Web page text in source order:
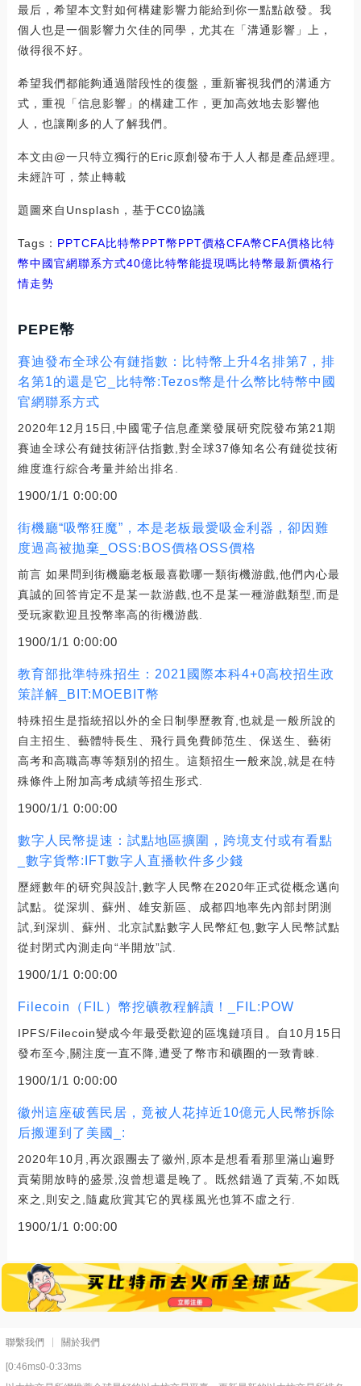
最后，希望本文對如何構建影響力能給到你一點點啟發。我
個人也是一個影響力欠佳的同學，尤其在「溝通影響」上，
做得很不好。
希望我們都能夠通過階段性的復盤，重新審視我們的溝通方
式，重視「信息影響」的構建工作，更加高效地去影響他
人，也讓剛多的人了解我們。
本文由@一只特立獨行的Eric原創發布于人人都是產品經理。
未經許可，禁止轉載
題圖來自Unsplash，基于CC0協議
Tags： PPTCFA比特幣PPT幣PPT價格CFA幣CFA價格比特
幣中國官網聯系方式40億比特幣能提現嗎比特幣最新價格行
情走勢
PEPE幣
賽迪發布全球公有鏈指數：比特幣上升4名排第7，排
名第1的還是它_比特幣:Tezos幣是什么幣比特幣中國
官網聯系方式
2020年12月15日,中國電子信息產業發展研究院發布第21期
賽迪全球公有鏈技術評估指數,對全球37條知名公有鏈從技術
維度進行綜合考量并給出排名.
1900/1/1 0:00:00
街機廳“吸幣狂魔”，本是老板最愛吸金利器，卻因難
度過高被拋棄_OSS:BOS價格OSS價格
前言 如果問到街機廳老板最喜歡哪一類街機游戲,他們內心最
真誠的回答肯定不是某一款游戲,也不是某一種游戲類型,而是
受玩家歡迎且投幣率高的街機游戲.
1900/1/1 0:00:00
教育部批準特殊招生：2021國際本科4+0高校招生政
策詳解_BIT:MOEBIT幣
特殊招生是指統招以外的全日制學歷教育,也就是一般所說的
自主招生、藝體特長生、飛行員免費師范生、保送生、藝術
高考和高職高專等類別的招生。這類招生一般來說,就是在特
殊條件上附加高考成績等招生形式.
1900/1/1 0:00:00
數字人民幣提速：試點地區擴圍，跨境支付或有看點
_數字貨幣:IFT數字人直播軟件多少錢
歷經數年的研究與設計,數字人民幣在2020年正式從概念邁向
試點。從深圳、蘇州、雄安新區、成都四地率先內部封閉測
試,到深圳、蘇州、北京試點數字人民幣紅包,數字人民幣試點
從封閉式內測走向“半開放”試.
1900/1/1 0:00:00
Filecoin（FIL）幣挖礦教程解讀！_FIL:POW
IPFS/Filecoin變成今年最受歡迎的區塊鏈項目。自10月15日
發布至今,關注度一直不降,遭受了幣市和礦圈的一致青睞.
1900/1/1 0:00:00
徽州這座破舊民居，竟被人花掉近10億元人民幣拆除
后搬運到了美國_:
2020年10月,再次跟團去了徽州,原本是想看看那里滿山遍野
貢菊開放時的盛景,沒曾想還是晚了。既然錯過了貢菊,不如既
來之,則安之,隨處欣賞其它的異樣風光也算不虛之行.
1900/1/1 0:00:00
聯繫我們 關於我們
[0:46ms0-0:33ms